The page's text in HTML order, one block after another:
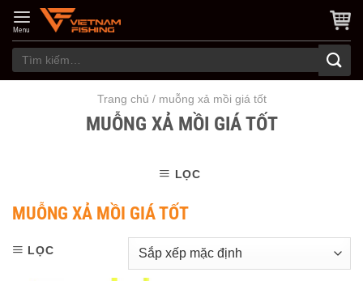
content
Menu
Tìm
kiếm:
Trang chủ / muỗng xả mồi giá tốt
MUỖNG XẢ MỒI GIÁ TỐT
LỌC
MUỖNG XẢ MỒI GIÁ TỐT
LỌC